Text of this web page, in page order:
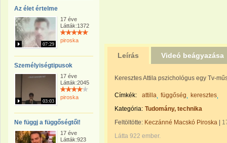
Az élet értelme
07:29
17 éve
Látták:1372
piroska
Személyiségtipusok
03:03
17 éve
Látták:2045
piroska
Ne függj a függőségtől!
17 éve
Látták:923
Leírás Videó beágyazása
Keresztes Attila pszichológus egy Tv-
Címkék: attilla függőség
keresztes
Kategória: Tudomány, technika
Feltöltötte: Keczánné Macskó Piroska
Látta 922 ember.